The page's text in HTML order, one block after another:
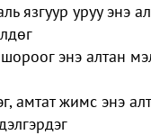
язгуур уруу энэ
шороог энэ алтан
амтат жимс энэ